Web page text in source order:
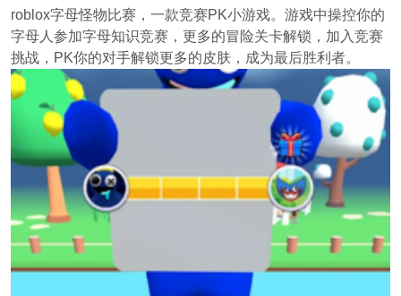
roblox字母怪物比赛，一款竞赛PK小游戏。游戏中操控你的
字母人参加字母知识竞赛，更多的冒险关卡解锁，加入竞赛
挑战，PK你的对手解锁更多的皮肤，成为最后胜利者。